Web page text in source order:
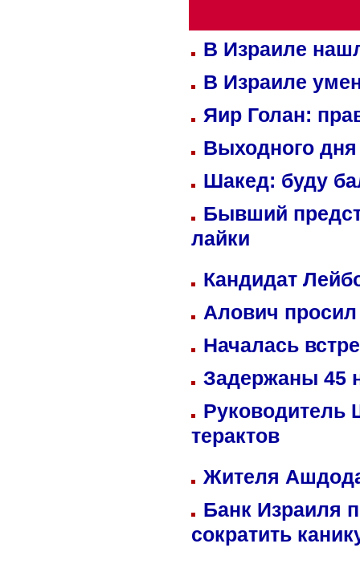
В Израиле
В Израиле
Яир Голан:
Выходного
Шакед: буду
Бывший
лайки
Кандидат
Алович просил
Началась
Задержаны 45
Руководитель
терактов
Жителя
Банк Израиля
сократить